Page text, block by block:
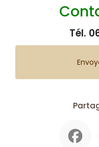
Tél.